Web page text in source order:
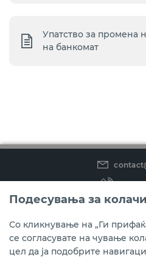
Упатство за промена
на банкомат
(02) 3
Преземете ја
Подесувања за
Со кликнување на „Ги
се согласувате на чување
цел да ја подобрите